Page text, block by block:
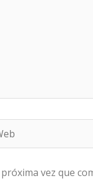
vez que